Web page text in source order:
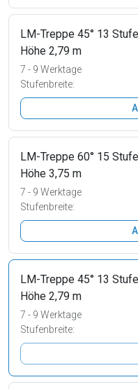
LM-Treppe 45° 13
Höhe 2,79 m
7 - 9 Werktage
Stufenbreite:
LM-Treppe 60° 15
Höhe 3,75 m
7 - 9 Werktage
Stufenbreite:
LM-Treppe 45° 13
Höhe 2,79 m
7 - 9 Werktage
Stufenbreite: